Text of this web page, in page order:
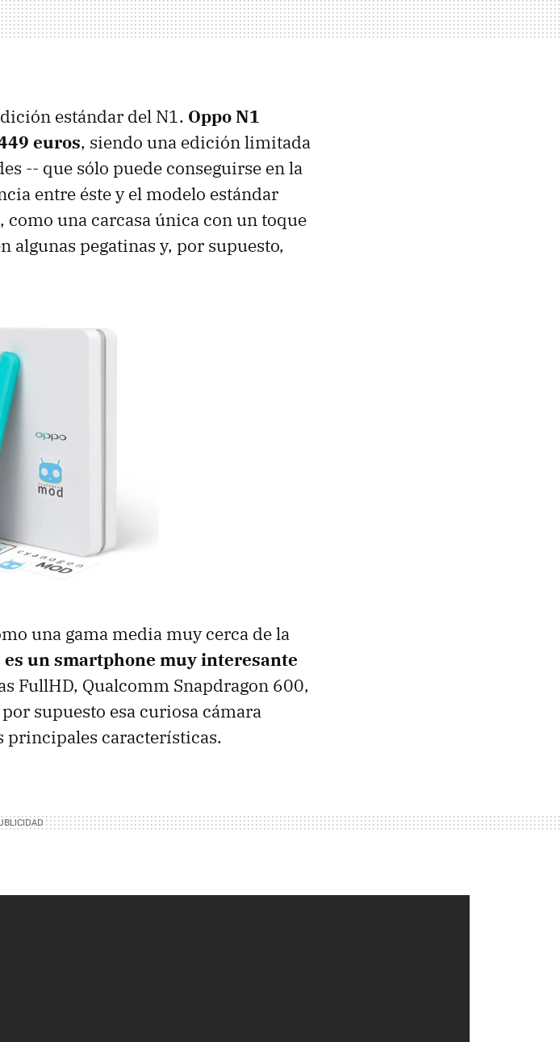
estándar del N1. Oppo N1
euros, siendo una edición limitada
-- que sólo puede conseguirse en la
entre éste y el modelo estándar
como una carcasa única con un toque
pegatinas y, por supuesto,
una gama media muy cerca de la
es un smartphone muy interesante
FullHD, Qualcomm Snapdragon 600,
supuesto esa curiosa cámara
principales características.